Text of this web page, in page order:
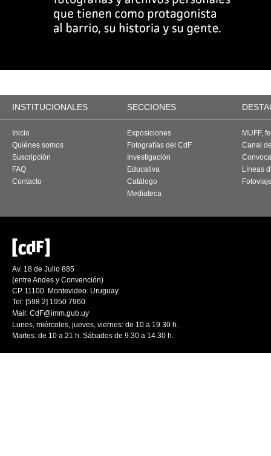
INSTITUCIONALES SECCIONES
Inicio
Quiénes somos
Suscripción
FAQ
Contacto
Exposiciones
Fotografías del CdF
Investigación
Educativa
Catálogo
Mediateca
MUFF,
Canal
Líneas
Av. 18 de Julio 885
(entre Andes y Convención)
CP 11100. Montevideo. Uruguay
Tel: [598 2] 1950 7960
Mail: CdF@imm.gub.uy
Lunes, miércoles, jueves, viernes: de 10 a 19.30 h.
Martes: de 10 a 21 h. Sábados de 9.30 a 14.30 h.